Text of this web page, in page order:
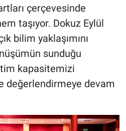
çerçevesinde
taşıyor. Dokuz Eylül
bilim yaklaşımını
sunduğu
kapasitemizi
değerlendirmeye devam